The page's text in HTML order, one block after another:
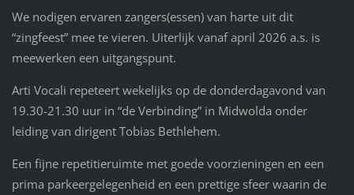
We nodigen ervaren zangers(essen) van harte uit dit
“zingfeest” mee te vieren. Uiterlijk vanaf april 2026 a.s. is
meewerken een uitgangspunt.
Arti Vocali repeteert wekelijks op de donderdagavond van
19.30-21.30 uur in “de Verbinding” in Midwolda onder
leiding van dirigent Tobias Bethlehem.
Een fijne repetitieruimte met goede voorzieningen en een
prima parkeergelegenheid en een prettige sfeer waarin de